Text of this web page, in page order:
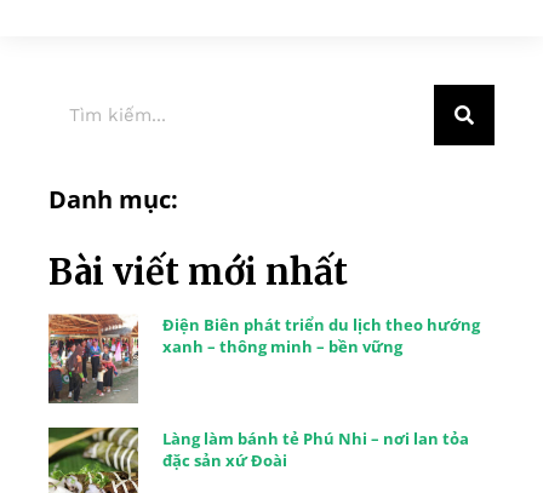
Danh mục:
Bài viết mới nhất
Điện Biên phát triển du lịch theo hướng
xanh – thông minh – bền vững
Làng làm bánh tẻ Phú Nhi – nơi lan tỏa
đặc sản xứ Đoài